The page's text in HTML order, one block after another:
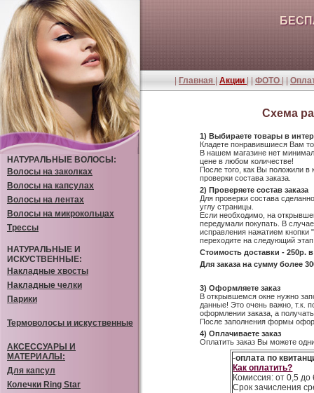
Главная Акции ФОТО
НАТУРАЛЬНЫЕ ВОЛОСЫ:
Волосы на заколках
Волосы на капсулах
Волосы на лентах
Волосы на микрокольцах
Трессы
НАТУРАЛЬНЫЕ И
ИСКУСТВЕННЫЕ:
Накладные хвосты
Накладные челки
Парики
Термоволосы и искуственные
АКСЕССУАРЫ И
МАТЕРИАЛЫ:
Для капсул
Колечки Ring Star
Схема
1) Выбираете товары в
Кладете понравившиеся Вам
В нашем магазине нет
цене в любом количестве!
После того, как Вы положили в
проверки состава заказа.
2) Проверяете состав заказа
Для проверки состава
углу страницы.
Если необходимо, на
передумали покупать. В
исправления нажатием кнопки
переходите на следующий
Стоимость доставки - 250р.
Для заказа на сумму более
3) Оформляете заказ
В открывшемся окне нужно
данные! Это очень важно, т.к.
оформлении заказа, а
После заполнения формы
4) Оплачиваете заказ
Оплатить заказ Вы можете
-оплата по
Как оплатить?
Комиссия: от 0,5
Срок зачисления